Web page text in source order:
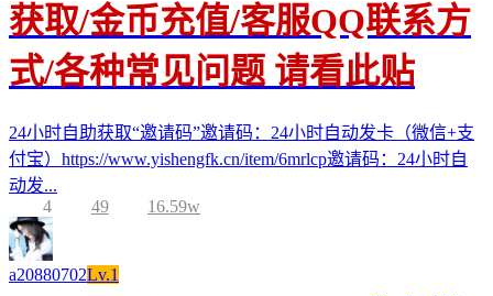
获取/金币充值/客服QQ联系方
式/各种常见问题 请看此贴
24小时自助获取“邀请码”邀请码：24小时自动发卡（微信+支
付宝）https://www.yishengfk.cn/item/6mrlcp邀请码：24小时自
动发...
4
49 16.59w
a20880702Lv.1